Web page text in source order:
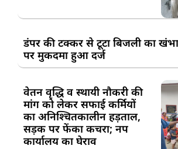
डंपर की टक्कर से टूटा बिजली का
पर मुकदमा हुआ दर्ज
वेतन वृद्धि व स्थायी नौकरी की
मांग को लेकर सफाई कर्मियों
का अनिश्चितकालीन हड़ताल,
सड़क पर फेंका कचरा; नप
कार्यालय का घेराव